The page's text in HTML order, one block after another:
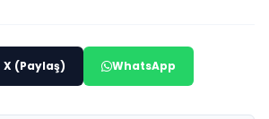
X (Paylaş) WhatsApp